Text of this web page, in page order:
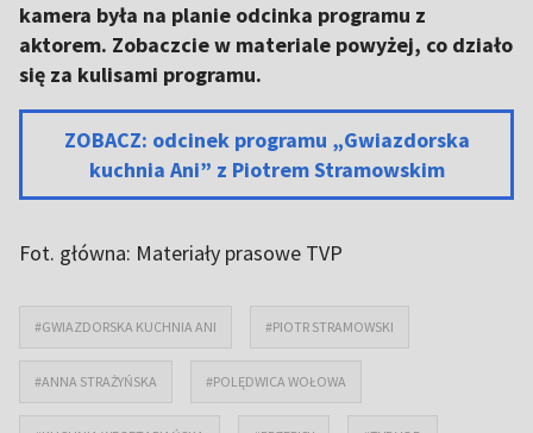
kamera była na planie odcinka programu z
aktorem. Zobaczcie w materiale powyżej, co działo
się za kulisami programu.
ZOBACZ: odcinek programu „Gwiazdorska
kuchnia Ani” z Piotrem Stramowskim
Fot. główna: Materiały prasowe TVP
#GWIAZDORSKA KUCHNIA ANI #PIOTR STRAMOWSKI
#ANNA STRAŻYŃSKA #POLĘDWICA WOŁOWA